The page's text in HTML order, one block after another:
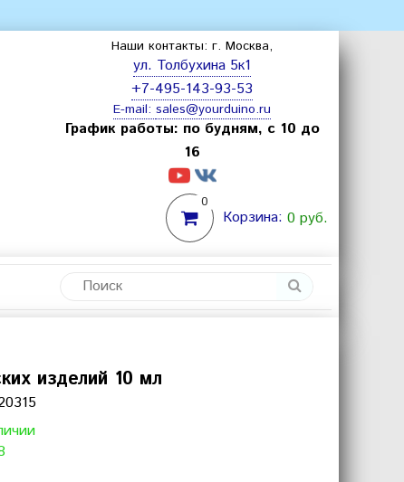
Наши контакты: г. Москва,
ул. Толбухина 5к1
+7-495-143-93-53
E-mail: sales@yourduino.ru
График работы: по будням, с 10 до
16
0
Корзина: 0 руб.
изделий 10 мл